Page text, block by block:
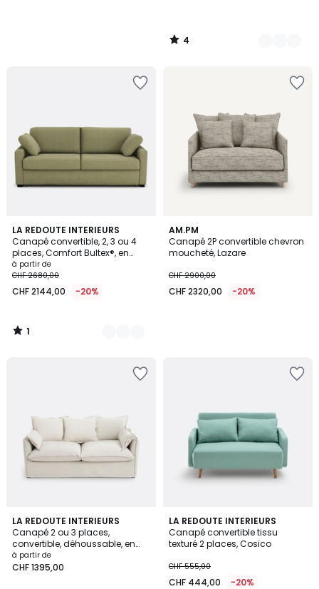
4
/
LA REDOUTE INTERIEURS
Canapé convertible, 2, 3 ou 4
places, Comfort Bultex®, en
coton et lin, TIMOR
à partir de
CHF 2680,00
CHF 2144,00 -20%
1
/
5
3
Couleurs
1
/
AM.PM
Canapé 2P convertible chevron
moucheté, Lazare
CHF 2900,00
CHF 2320,00 -20%
LA REDOUTE INTERIEURS
Canapé 2 ou 3 places,
convertible, déhoussable, en
polyester, ODNA
à partir de
CHF 1395,00
2
/
5
3
Couleurs
LA REDOUTE INTERIEURS
Canapé convertible tissu
texturé 2 places, Cosico
CHF 555,00
CHF 444,00 -20%
4
/
5
2
Couleurs